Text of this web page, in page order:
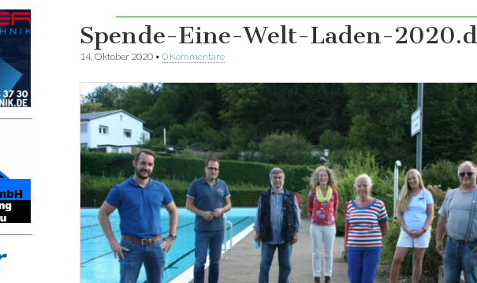
Spende-Eine-Welt-Laden-
14. Oktober 2020 • 0 Kommentare